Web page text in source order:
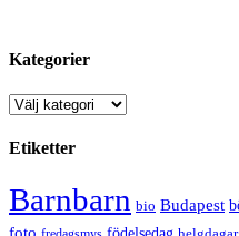
Kategorier
Kategorier
Etiketter
Barnbarn bio Budapest